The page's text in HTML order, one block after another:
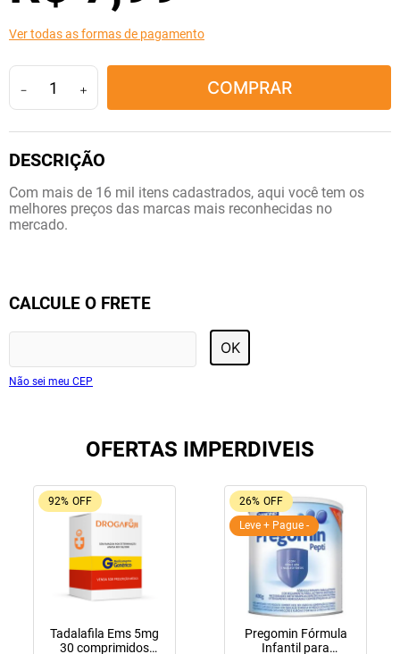
Ver todas as formas de pagamento
＋
－ COMPRAR
Com mais de 16 mil itens cadastrados, aqui você tem os
melhores preços das marcas mais reconhecidas no
mercado.
CALCULE O FRETE
OK
Não sei meu CEP
OFERTAS IMPERDIVEIS
92% OFF
Tadalafila Ems 5mg
30 comprimidos
26% OFF
Leve + Pague -
Pregomin Fórmula
Infantil para
fraldas geriátricas